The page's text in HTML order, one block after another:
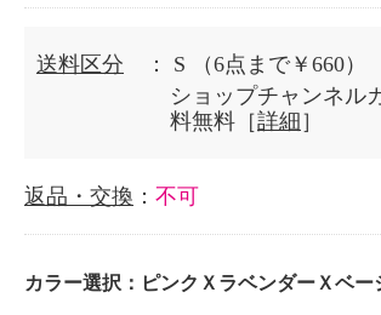
送料区分 ： S
（6点まで￥660）
ショップチャンネル
料無料［詳細 ］
返品・交換 ： 不可
カラー選択： ピンクＸラベンダーＸベー